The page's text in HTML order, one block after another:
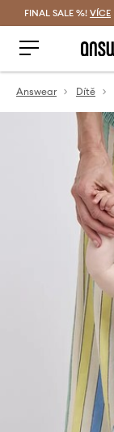
FINAL SALE %! VÍCE
Answear Dítě